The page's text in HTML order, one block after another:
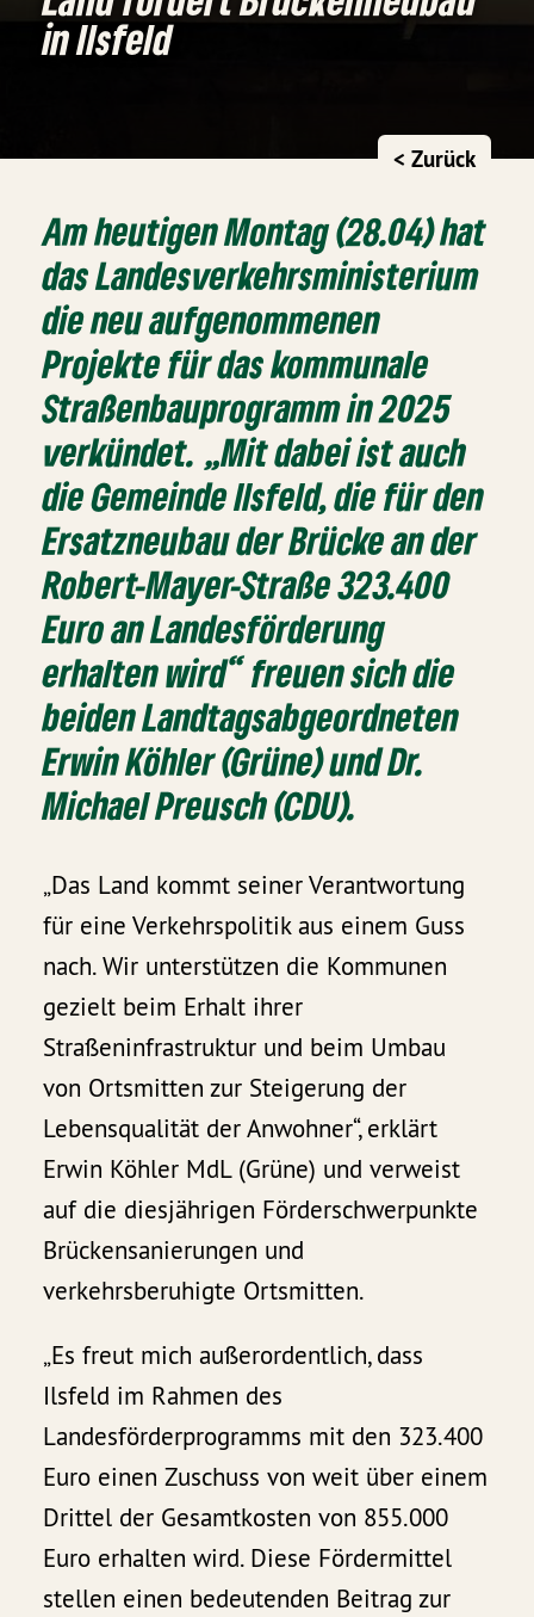
in Ilsfeld
< Zurück
Am heutigen Montag (28.04) hat
das Landesverkehrsministerium
die neu aufgenommenen
Projekte für das kommunale
Straßenbauprogramm in 2025
verkündet. „Mit dabei ist auch
die Gemeinde Ilsfeld, die für den
Ersatzneubau der Brücke an der
Robert-Mayer-Straße 323.400
Euro an Landesförderung
erhalten wird“ freuen sich die
beiden Landtagsabgeordneten
Erwin Köhler (Grüne) und Dr.
Michael Preusch (CDU).
„Das Land kommt seiner Verantwortung
für eine Verkehrspolitik aus einem Guss
nach. Wir unterstützen die Kommunen
gezielt beim Erhalt ihrer
Straßeninfrastruktur und beim Umbau
von Ortsmitten zur Steigerung der
Lebensqualität der Anwohner“, erklärt
Erwin Köhler MdL (Grüne) und verweist
auf die diesjährigen Förderschwerpunkte
Brückensanierungen und
verkehrsberuhigte Ortsmitten.
„Es freut mich außerordentlich, dass
Ilsfeld im Rahmen des
Landesförderprogramms mit den 323.400
Euro einen Zuschuss von weit über einem
Drittel der Gesamtkosten von 855.000
Euro erhalten wird. Diese Fördermittel
stellen einen bedeutenden Beitrag zur